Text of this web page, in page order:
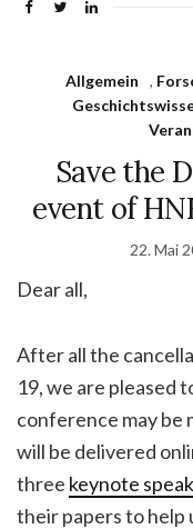
Allgemein ,
Save the
event of
22. Mai
Dear all,
After all the
19, we are pleased
conference may be
will be delivered
three keynote
their papers to help